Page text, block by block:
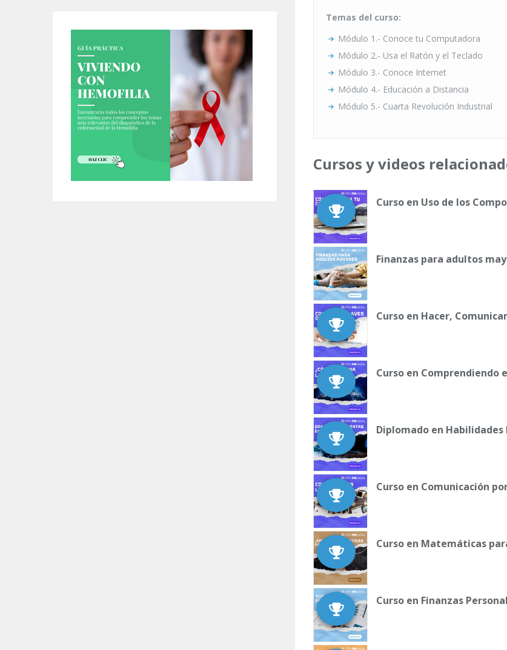
Temas del curso:
Módulo 1.- Conoce tu Computadora
Módulo 2.- Usa el Ratón y el Teclado
Módulo 3.- Conoce Internet
Módulo 4.- Educación a Distancia
Módulo 5.- Cuarta Revolución Industrial
Cursos y videos
Curso en Uso de los
Finanzas para adultos
Curso en Hacer,
Curso en Comprendiendo
Diplomado en
Curso en Comunicación
Curso en Matemáticas
Curso en Finanzas